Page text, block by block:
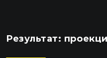
Результат: